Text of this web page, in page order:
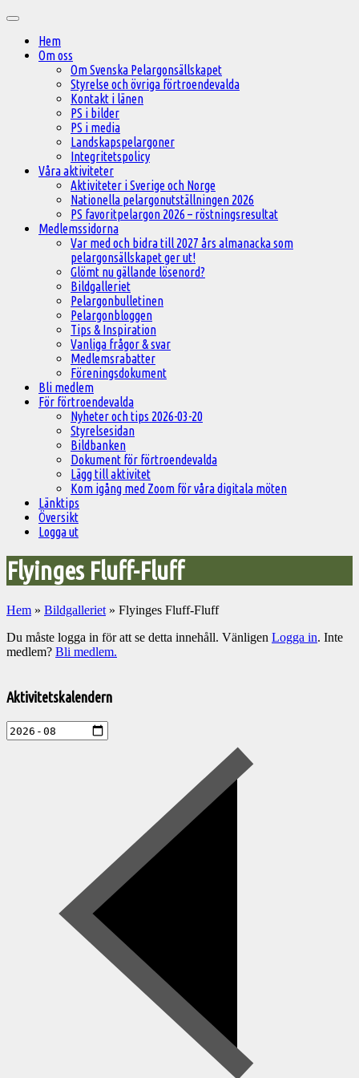
innehåll
Huvudmeny
Hem
Om oss
Om Svenska Pelargonsällskapet
Styrelse och övriga förtroendevalda
Kontakt i länen
PS i bilder
PS i media
Landskapspelargoner
Integritetspolicy
Våra aktiviteter
Aktiviteter i Sverige och Norge
Nationella pelargonutställningen 2026
PS favoritpelargon 2026 – röstningsresultat
Medlemssidorna
Var med och bidra till 2027 års almanacka som
pelargonsällskapet ger ut!
Glömt nu gällande lösenord?
Bildgalleriet
Pelargonbulletinen
Pelargonbloggen
Tips & Inspiration
Vanliga frågor & svar
Medlemsrabatter
Föreningsdokument
Bli medlem
För förtroendevalda
Nyheter och tips 2026-03-20
Styrelsesidan
Bildbanken
Dokument för förtroendevalda
Lägg till aktivitet
Kom igång med Zoom för våra digitala möten
Länktips
Översikt
Logga ut
Flyinges Fluff-Fluff
Hem » Bildgalleriet » Flyinges Fluff-Fluff
Du måste logga in för att se detta innehåll. Vänligen Logga in. Inte
medlem? Bli medlem.
till
aktiviteter
Aktivitetskalendern